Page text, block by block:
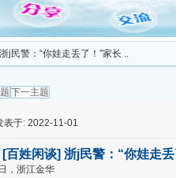
浙j民警：“你娃走丢了！”家长 ..
下一主题
表于: 2022-11-01
[百姓闲谈] 浙j民警：“你娃走
，浙江金华